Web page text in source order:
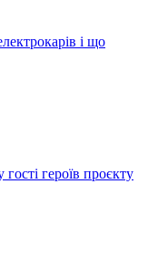
і що
героїв проєкту